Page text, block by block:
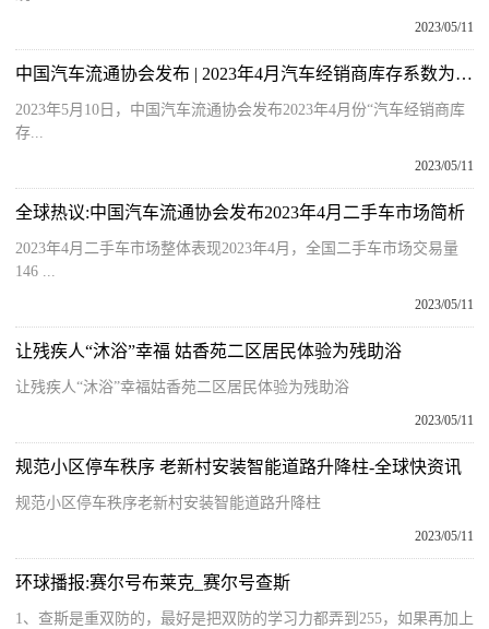
2023/05/11
中国汽车流通协会发布 | 2023年4月汽车经销商库存系数为1.51
2023年5月10日，中国汽车流通协会发布2023年4月份“汽车经销商库
存...
2023/05/11
全球热议:中国汽车流通协会发布2023年4月二手车市场简析
2023年4月二手车市场整体表现2023年4月，全国二手车市场交易量
146 ...
2023/05/11
让残疾人“沐浴”幸福 姑香苑二区居民体验为残助浴
让残疾人“沐浴”幸福姑香苑二区居民体验为残助浴
2023/05/11
规范小区停车秩序 老新村安装智能道路升降柱-全球快资讯
规范小区停车秩序老新村安装智能道路升降柱
2023/05/11
环球播报:赛尔号布莱克_赛尔号查斯
1、查斯是重双防的，最好是把双防的学习力都弄到255，如果再加上